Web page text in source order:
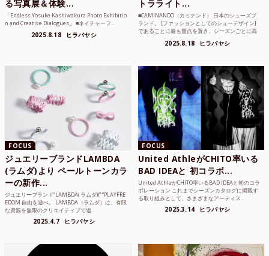
る写真展＆体験...
「Endless Yosuke Kashiwakura Photo Exhibitio
n and Creative Dialogues」 ■ネイチャーフ...
2025.8.18 ヒラバヤシ
トラライト...
■CAMINANDO（カミナンド） 日本のシューズブ
ランド。 [ファッションとしてのシューデザイン]
であることに最も重点を置き、シーズンごとに高
2025.8.18 ヒラバヤシ
FOCUS
ジュエリーブランドLAMBDA
(ラムダ)より ペールトーンカラ
ーの新作...
ジュエリーブランド“LAMBDA( ラムダ))” “PLAYFRE
EDOM 自由を遊べ。 LAMBDA（ラムダ）は、有限
な資源を無限のクリエイティブで追...
2025.4.7 ヒラバヤシ
FOCUS
United AthleがCHITO率いる
BAD IDEAと 初コラボ...
United AthleがCHITO率いるBAD IDEAと初のコラ
ボレーション これまでシーズンカタログに掲載す
る取り組みとして、さまざまなアーティス...
2025.3.14 ヒラバヤシ